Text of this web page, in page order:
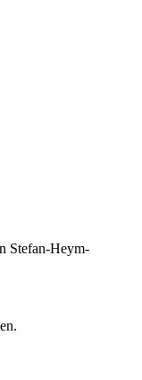
Stefan-Heym-